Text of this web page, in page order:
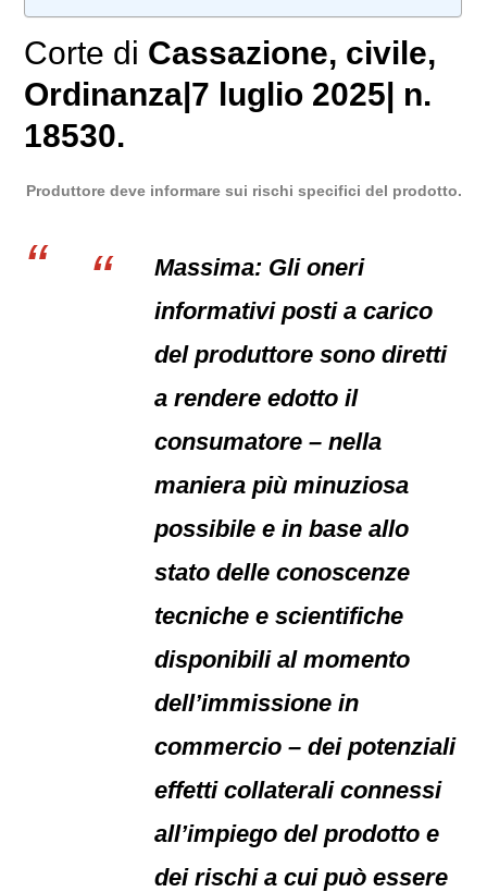
Corte di Cassazione, civile,
Ordinanza|7 luglio 2025| n.
18530.
Produttore deve informare sui rischi specifici del prodotto.
Massima: Gli oneri
informativi posti a carico
del produttore sono diretti
a rendere edotto il
consumatore – nella
maniera più minuziosa
possibile e in base allo
stato delle conoscenze
tecniche e scientifiche
disponibili al momento
dell’immissione in
commercio – dei potenziali
effetti collaterali connessi
all’impiego del prodotto e
dei rischi a cui può essere